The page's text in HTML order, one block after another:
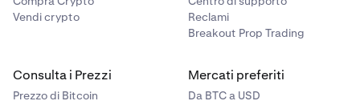
Vendi crypto
Reclami
Breakout Prop Trading
Consulta i Prezzi
Prezzo di Bitcoin
Mercati preferiti
Da BTC a USD